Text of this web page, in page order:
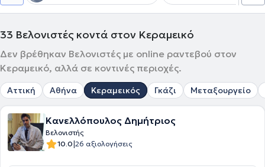
33 Βελονιστές κοντά στον Κεραμεικό
Δεν βρέθηκαν Βελονιστές με online ραντεβού στον
Κεραμεικό, αλλά σε κοντινές περιοχές.
Αττική Αθήνα Κεραμεικός Γκάζι Μεταξουργείο
Κανελλόπουλος Δημήτριος
Βελονιστής
10.0|26 αξιολογήσεις